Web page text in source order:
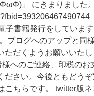
」 にきまりました
子書籍発行をしています
ブログへのアップと同様
だくようお願いいたし
へのご連絡、印税のお
さい。今後ともどうぞ
こちらです。 twitter版ネ